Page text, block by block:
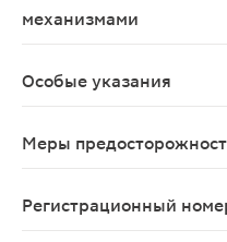
механизмами
Особые указания
Меры
Регистрационный